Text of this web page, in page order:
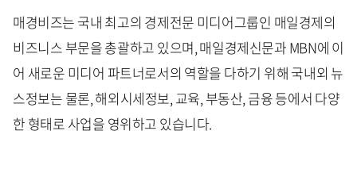
매경비즈는 국내 최고의 경제전문 미디어그룹인 매일경제의
비즈니스 부문을 총괄하고 있으며, 매일경제신문과 MBN에 이
어 새로운 미디어 파트너로서의 역할을 다하기 위해 국내외 뉴
스정보는 물론, 해외시세정보, 교육, 부동산, 금융 등에서 다양
한 형태로 사업을 영위하고 있습니다.